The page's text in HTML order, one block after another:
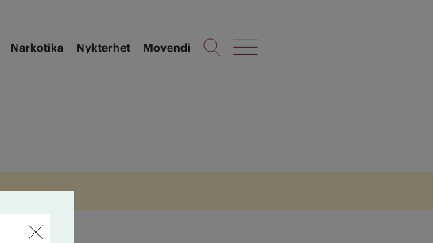
Narkotika Nykterhet Movendi